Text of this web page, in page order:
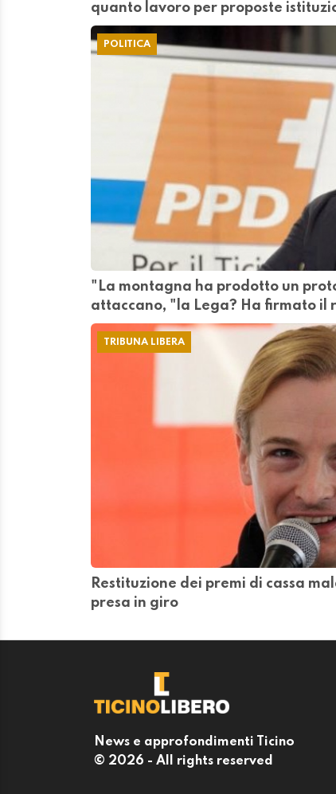
quanto lavoro per proposte
POLITICA
"La montagna ha prodotto un
attaccano, "la Lega? Ha firmato il
TRIBUNA LIBERA
Restituzione dei premi di cassa
presa in giro
News e approfondimenti Ticino
© 2026 - All rights reserved